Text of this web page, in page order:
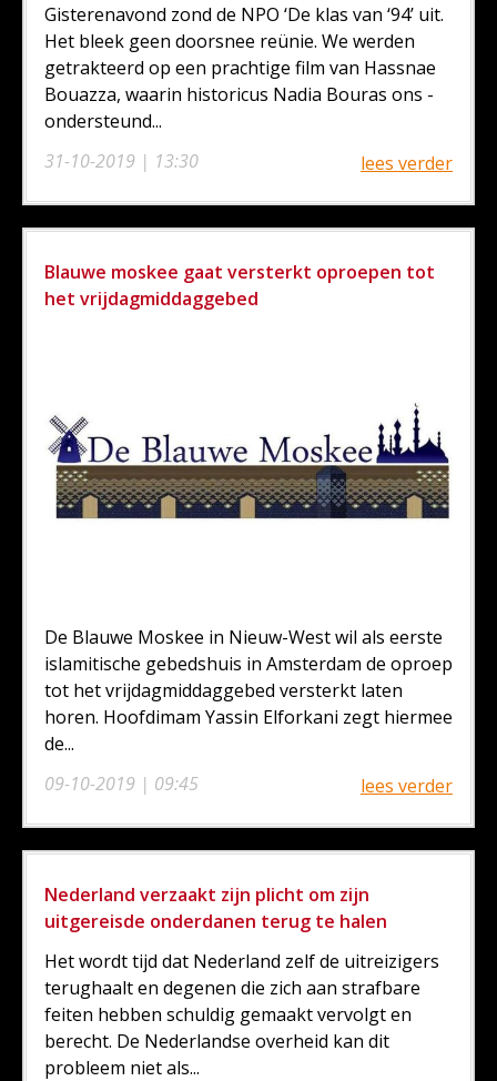
31-10-2019 | 13:30
Gisterenavond zond de NPO ‘De klas van ‘94’ uit.
Het bleek geen doorsnee reünie. We werden
getrakteerd op een prachtige film van Hassnae
Bouazza, waarin historicus Nadia Bouras ons -
ondersteund...
lees verder
Blauwe moskee gaat versterkt oproepen tot
het vrijdagmiddaggebed
09-10-2019 | 09:45
De Blauwe Moskee in Nieuw-West wil als eerste
islamitische gebedshuis in Amsterdam de oproep
tot het vrijdagmiddaggebed versterkt laten
horen. Hoofdimam Yassin Elforkani zegt hiermee
de...
lees verder
Nederland verzaakt zijn plicht om zijn
uitgereisde onderdanen terug te halen
Het wordt tijd dat Nederland zelf de uitreizigers
terughaalt en degenen die zich aan strafbare
feiten hebben schuldig gemaakt vervolgt en
berecht. De Nederlandse overheid kan dit
probleem niet als...